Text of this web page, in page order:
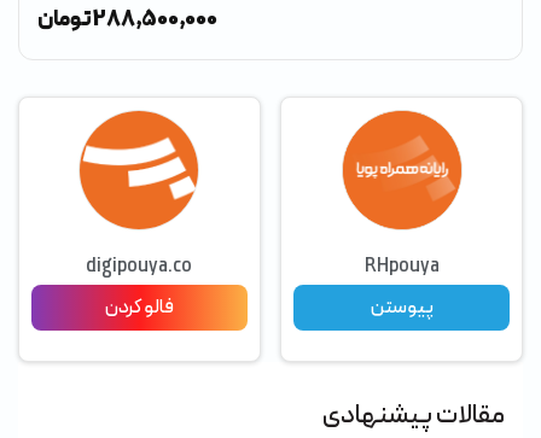
288,500,000تومان
RHpouya
پیوستن
digipouya.co
فالو کردن
مقالات پیشنهادی